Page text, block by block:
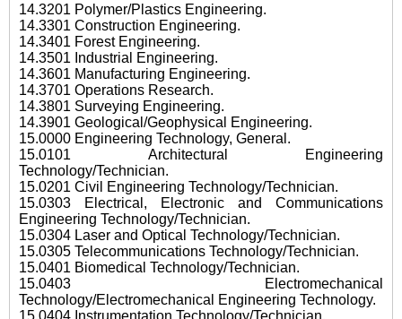
14.3201 Polymer/Plastics Engineering.
14.3301 Construction Engineering.
14.3401 Forest Engineering.
14.3501 Industrial Engineering.
14.3601 Manufacturing Engineering.
14.3701 Operations Research.
14.3801 Surveying Engineering.
14.3901 Geological/Geophysical Engineering.
15.0000 Engineering Technology, General.
15.0101 Architectural Engineering
Technology/Technician.
15.0201 Civil Engineering Technology/Technician.
15.0303 Electrical, Electronic and Communications
Engineering Technology/Technician.
15.0304 Laser and Optical Technology/Technician.
15.0305 Telecommunications Technology/Technician.
15.0401 Biomedical Technology/Technician.
15.0403 Electromechanical
Technology/Electromechanical Engineering Technology.